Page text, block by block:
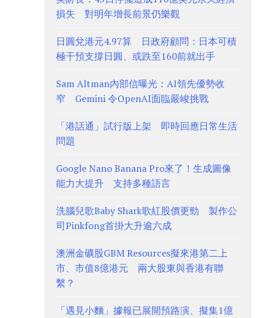
損失 對明年增長前景仍樂觀
日圓兌港元4.97算 日政府顧問：日本可積
極干預支撐日圓、或跌至160前就出手
Sam Altman內部信曝光：AI領先優勢收
窄 Gemini 令OpenAI面臨嚴峻挑戰
「港話通」試行版上架 即時回應日常生活
問題
Google Nano Banana Pro來了！生成圖像
能力大提升 支持多種語言
洗腦兒歌Baby Shark歌紅股價更勁 製作公
司Pinkfong首掛大升逾六成
澳洲金礦股GBM Resources擬來港第二上
市、市值8億港元 兩大股東與香港有聯
繫？
「遇見小麵」據報已展開預路演、擬集1億